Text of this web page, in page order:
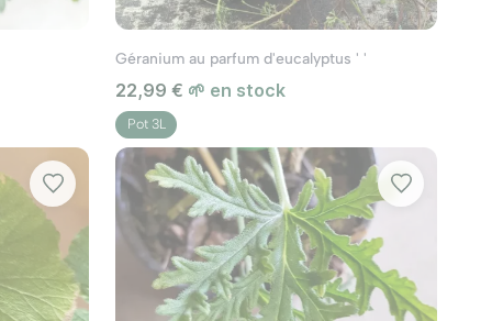
ensoleillés ou partiellement ombragés.
ou les zones plus ombragées du
Géranium au parfum d'eucalyptus ' '
22,99 € 🌱 en stock
Pot 3L